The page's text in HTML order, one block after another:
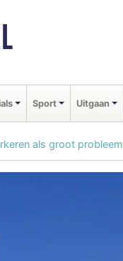
Sport Uitgaan
als groot probleem